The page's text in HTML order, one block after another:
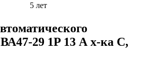
5 лет
29 1P 13 А х-ка C,